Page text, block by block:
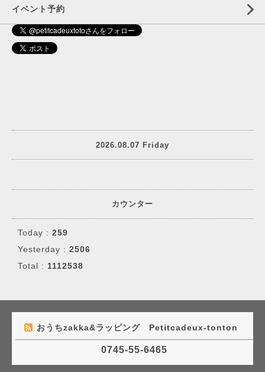
イベント予約
2026.08.07 Friday
カウンター
Today : 259
Yesterday : 2506
Total : 1112538
おうちzakka&ラッピング Petitcadeux-tonton
0745-55-6465